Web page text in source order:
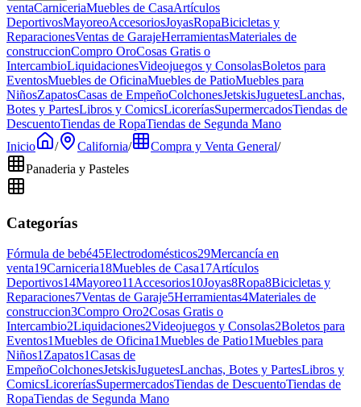
ventaCarniceriaMuebles de CasaArtículos
DeportivosMayoreoAccesoriosJoyasRopaBicicletas y
ReparacionesVentas de GarajeHerramientasMateriales de
construccionCompro OroCosas Gratis o
IntercambioLiquidacionesVideojuegos y ConsolasBoletos para
EventosMuebles de OficinaMuebles de PatioMuebles para
NiñosZapatosCasas de EmpeñoColchonesJetskisJuguetesLanchas,
Botes y PartesLibros y ComicsLicoreríasSupermercadosTiendas de
DescuentoTiendas de RopaTiendas de Segunda Mano
Inicio
/ California/ Compra y Venta General/
Panaderia y Pasteles
Categorías
Fórmula de bebé45Electrodomésticos29Mercancía en
venta19Carniceria18Muebles de Casa17Artículos
Deportivos14Mayoreo11Accesorios10Joyas8Ropa8Bicicletas y
Reparaciones7Ventas de Garaje5Herramientas4Materiales de
construccion3Compro Oro2Cosas Gratis o
Intercambio2Liquidaciones2Videojuegos y Consolas2Boletos para
Eventos1Muebles de Oficina1Muebles de Patio1Muebles para
Niños1Zapatos1Casas de
EmpeñoColchonesJetskisJuguetesLanchas, Botes y PartesLibros y
ComicsLicoreríasSupermercadosTiendas de DescuentoTiendas de
RopaTiendas de Segunda Mano